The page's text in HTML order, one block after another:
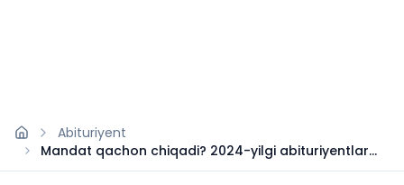
Abituriyent
Mandat qachon chiqadi? 2024-yilgi abituriyentlar
uchun ma’lumot